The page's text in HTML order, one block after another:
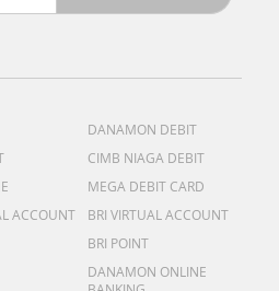
DANAMON DEBIT
CIMB NIAGA DEBIT
MEGA DEBIT CARD
ACCOUNT
BRI VIRTUAL ACCOUNT
BRI POINT
DANAMON ONLINE